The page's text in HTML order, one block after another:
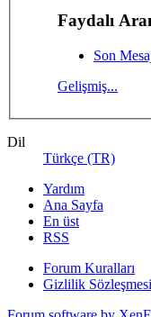
Faydalı
Son
Gelişmiş...
Dil
Türkçe (TR)
Yardım
Ana Sayfa
En üst
RSS
Forum Kuralları
Gizlilik Sözleşmesi